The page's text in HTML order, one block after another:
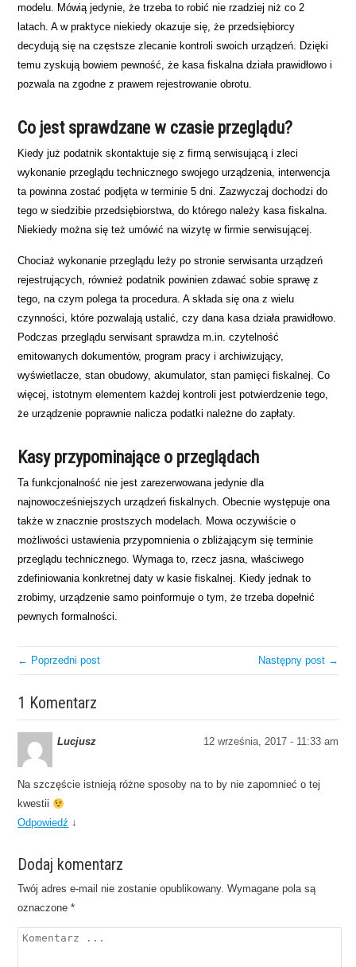
modelu. Mówią jedynie, że trzeba to robić nie rzadziej niż co 2
latach. A w praktyce niekiedy okazuje się, że przedsiębiorcy
decydują się na częstsze zlecanie kontroli swoich urządzeń. Dzięki
temu zyskują bowiem pewność, że kasa fiskalna działa prawidłowo i
pozwala na zgodne z prawem rejestrowanie obrotu.
Co jest sprawdzane w czasie przeglądu?
Kiedy już podatnik skontaktuje się z firmą serwisującą i zleci
wykonanie przeglądu technicznego swojego urządzenia, interwencja
ta powinna zostać podjęta w terminie 5 dni. Zazwyczaj dochodzi do
tego w siedzibie przedsiębiorstwa, do którego należy kasa fiskalna.
Niekiedy można się też umówić na wizytę w firmie serwisującej.
Chociaż wykonanie przeglądu leży po stronie serwisanta urządzeń
rejestrujących, również podatnik powinien zdawać sobie sprawę z
tego, na czym polega ta procedura. A składa się ona z wielu
czynności, które pozwalają ustalić, czy dana kasa działa prawidłowo.
Podczas przeglądu serwisant sprawdza m.in. czytelność
emitowanych dokumentów, program pracy i archiwizujący,
wyświetlacze, stan obudowy, akumulator, stan pamięci fiskalnej. Co
więcej, istotnym elementem każdej kontroli jest potwierdzenie tego,
że urządzenie poprawnie nalicza podatki należne do zapłaty.
Kasy przypominające o przeglądach
Ta funkcjonalność nie jest zarezerwowana jedynie dla
najnowocześniejszych urządzeń fiskalnych. Obecnie występuje ona
także w znacznie prostszych modelach. Mowa oczywiście o
możliwości ustawienia przypomnienia o zbliżającym się terminie
przeglądu technicznego. Wymaga to, rzecz jasna, właściwego
zdefiniowania konkretnej daty w kasie fiskalnej. Kiedy jednak to
zrobimy, urządzenie samo poinformuje o tym, że trzeba dopełnić
pewnych formalności.
← Poprzedni post Następny post →
1 Komentarz
Lucjusz 12 września, 2017 - 11:33 am
Na szczęście istnieją różne sposoby na to by nie zapomnieć o tej
kwestii
Odpowiedź ↓
Dodaj komentarz
Twój adres e-mail nie zostanie opublikowany. Wymagane pola są
oznaczone*